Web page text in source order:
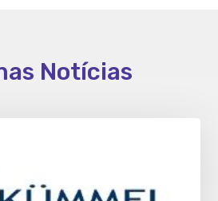
Notícias